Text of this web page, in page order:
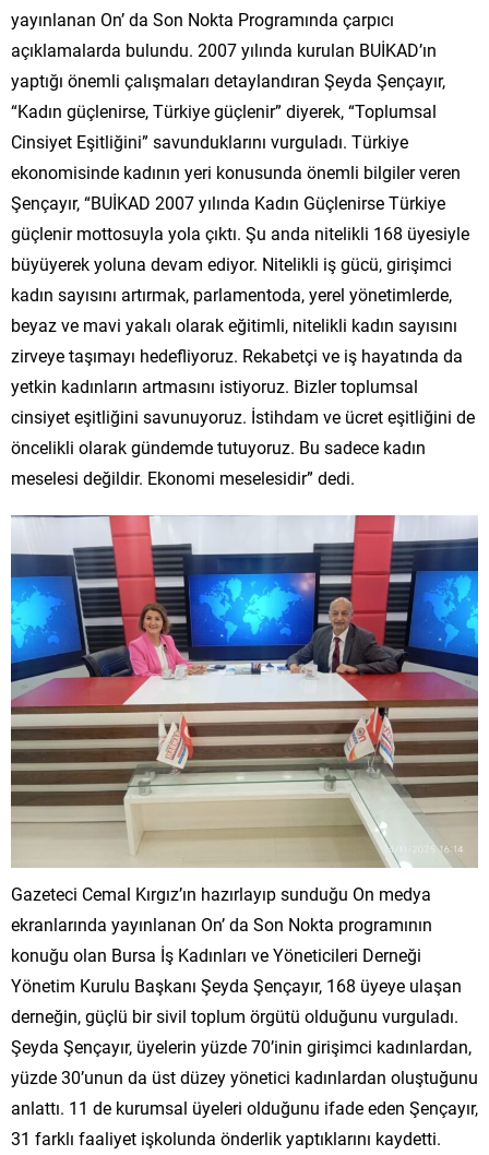
yayınlanan On’ da Son Nokta Programında çarpıcı
açıklamalarda bulundu. 2007 yılında kurulan BUİKAD’ın
yaptığı önemli çalışmaları detaylandıran Şeyda Şençayır,
“Kadın güçlenirse, Türkiye güçlenir” diyerek, “Toplumsal
Cinsiyet Eşitliğini” savunduklarını vurguladı. Türkiye
ekonomisinde kadının yeri konusunda önemli bilgiler veren
Şençayır, “BUİKAD 2007 yılında Kadın Güçlenirse Türkiye
güçlenir mottosuyla yola çıktı. Şu anda nitelikli 168 üyesiyle
büyüyerek yoluna devam ediyor. Nitelikli iş gücü, girişimci
kadın sayısını artırmak, parlamentoda, yerel yönetimlerde,
beyaz ve mavi yakalı olarak eğitimli, nitelikli kadın sayısını
zirveye taşımayı hedefliyoruz. Rekabetçi ve iş hayatında da
yetkin kadınların artmasını istiyoruz. Bizler toplumsal
cinsiyet eşitliğini savunuyoruz. İstihdam ve ücret eşitliğini de
öncelikli olarak gündemde tutuyoruz. Bu sadece kadın
meselesi değildir. Ekonomi meselesidir” dedi.
Gazeteci Cemal Kırgız’ın hazırlayıp sunduğu On medya
ekranlarında yayınlanan On’ da Son Nokta programının
konuğu olan Bursa İş Kadınları ve Yöneticileri Derneği
Yönetim Kurulu Başkanı Şeyda Şençayır, 168 üyeye ulaşan
derneğin, güçlü bir sivil toplum örgütü olduğunu vurguladı.
Şeyda Şençayır, üyelerin yüzde 70’inin girişimci kadınlardan,
yüzde 30’unun da üst düzey yönetici kadınlardan oluştuğunu
anlattı. 11 de kurumsal üyeleri olduğunu ifade eden Şençayır,
31 farklı faaliyet işkolunda önderlik yaptıklarını kaydetti.